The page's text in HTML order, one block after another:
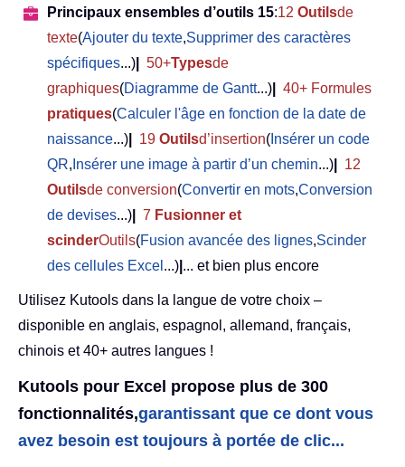
Principaux ensembles d’outils 15:12 Outilsde
texte(Ajouter du texte,Supprimer des caractères
spécifiques...) 50+Typesde
graphiques(Diagramme de Gantt...)
40+ Formules
pratiques(Calculer l'âge en fonction de la date de
naissance...) 19 Outilsd’insertion( Insérer un code
QR, Insérer une image à partir d’un chemin...)
12
Outilsde conversion(Convertir en mots,Conversion
de devises...) 7 Fusionner et
scinderOutils(Fusion avancée des lignes,Scinder
des cellules Excel ...) ... et bien plus encore
Utilisez Kutools dans la langue de votre choix –
disponible en anglais, espagnol, allemand, français,
chinois et 40+ autres langues !
Kutools pour Excel propose plus de 300
fonctionnalités,garantissant que ce dont vous
avez besoin est toujours à portée de clic...